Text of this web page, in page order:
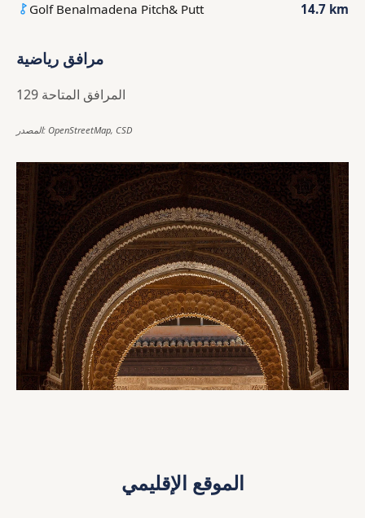
Golf Benalmadena Pitch& Putt 14.7 km
مرافق رياضية
129 المرافق المتاحة
المصدر: OpenStreetMap, CSD
الموقع الإقليمي